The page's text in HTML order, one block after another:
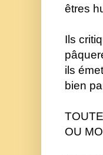
êtres
Ils
ils
bien
OU